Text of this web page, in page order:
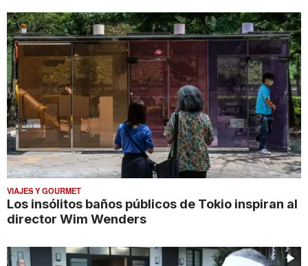
VIAJES Y GOURMET
Los insólitos baños públicos de Tokio inspiran al
director Wim Wenders